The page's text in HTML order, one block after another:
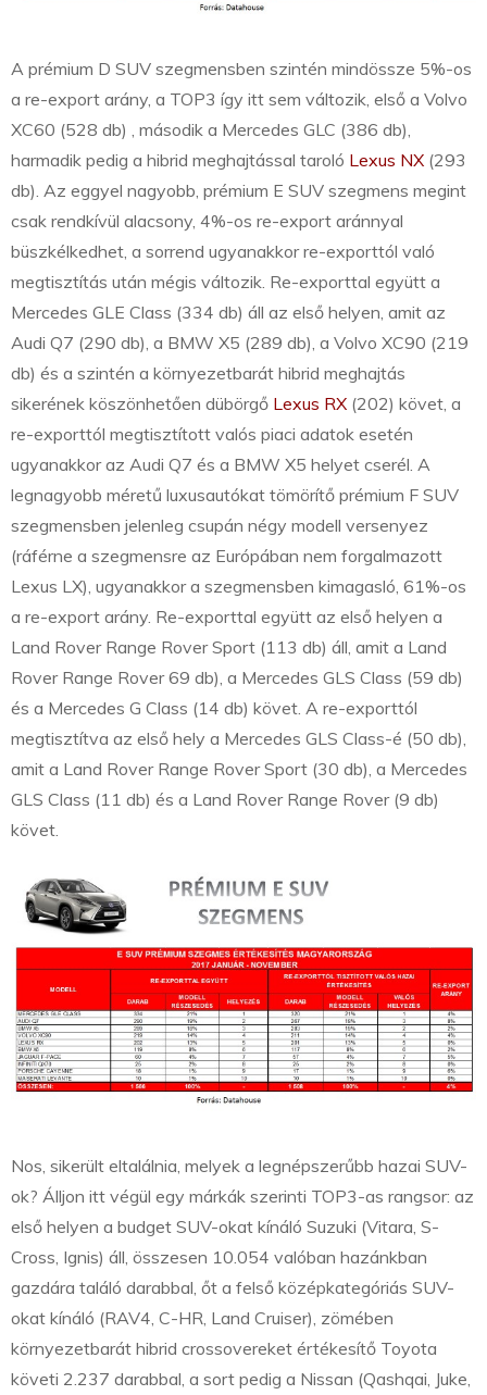
A prémium D SUV szegmensben szintén mindössze 5%-os
a re-export arány, a TOP3 így itt sem változik, első a Volvo
XC60 (528 db) , második a Mercedes GLC (386 db),
harmadik pedig a hibrid meghajtással taroló Lexus NX (293
db). Az eggyel nagyobb, prémium E SUV szegmens megint
csak rendkívül alacsony, 4%-os re-export aránnyal
büszkélkedhet, a sorrend ugyanakkor re-exporttól való
megtisztítás után mégis változik. Re-exporttal együtt a
Mercedes GLE Class (334 db) áll az első helyen, amit az
Audi Q7 (290 db), a BMW X5 (289 db), a Volvo XC90 (219
db) és a szintén a környezetbarát hibrid meghajtás
sikerének köszönhetően dübörgő Lexus RX (202) követ, a
re-exporttól megtisztított valós piaci adatok esetén
ugyanakkor az Audi Q7 és a BMW X5 helyet cserél. A
legnagyobb méretű luxusautókat tömörítő prémium F SUV
szegmensben jelenleg csupán négy modell versenyez
(ráférne a szegmensre az Európában nem forgalmazott
Lexus LX), ugyanakkor a szegmensben kimagasló, 61%-os
a re-export arány. Re-exporttal együtt az első helyen a
Land Rover Range Rover Sport (113 db) áll, amit a Land
Rover Range Rover 69 db), a Mercedes GLS Class (59 db)
és a Mercedes G Class (14 db) követ. A re-exporttól
megtisztítva az első hely a Mercedes GLS Class-é (50 db),
amit a Land Rover Range Rover Sport (30 db), a Mercedes
GLS Class (11 db) és a Land Rover Range Rover (9 db)
követ.
Nos, sikerült eltalálnia, melyek a legnépszerűbb hazai SUV-
ok? Álljon itt végül egy márkák szerinti TOP3-as rangsor: az
első helyen a budget SUV-okat kínáló Suzuki (Vitara, S-
Cross, Ignis) áll, összesen 10.054 valóban hazánkban
gazdára találó darabbal, őt a felső középkategóriás SUV-
okat kínáló (RAV4, C-HR, Land Cruiser), zömében
környezetbarát hibrid crossovereket értékesítő Toyota
követi 2.237 darabbal, a sort pedig a Nissan (Qashqai, Juke,